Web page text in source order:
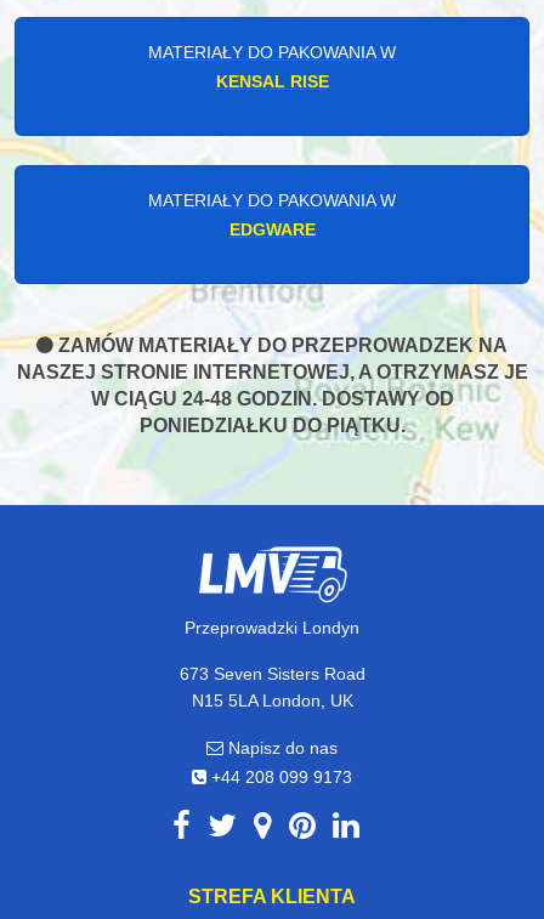
MATERIAŁY DO PAKOWANIA W
KENSAL RISE
MATERIAŁY DO PAKOWANIA W
EDGWARE
ZAMÓW MATERIAŁY DO PRZEPROWADZEK NA
NASZEJ STRONIE INTERNETOWEJ, A OTRZYMASZ JE
W CIĄGU 24-48 GODZIN. DOSTAWY OD
PONIEDZIAŁKU DO PIĄTKU.
Przeprowadzki Londyn
673 Seven Sisters Road
N15 5LA London, UK
Napisz do nas
+44 208 099 9173
STREFA KLIENTA